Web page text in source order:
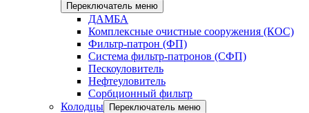
Переключатель меню
ДАМБА
Комплексные очистные сооружения (КОС)
Фильтр-патрон (ФП)
Система фильтр-патронов (СФП)
Пескоуловитель
Нефтеуловитель
Сорбционный фильтр
Колодцы
Переключатель меню